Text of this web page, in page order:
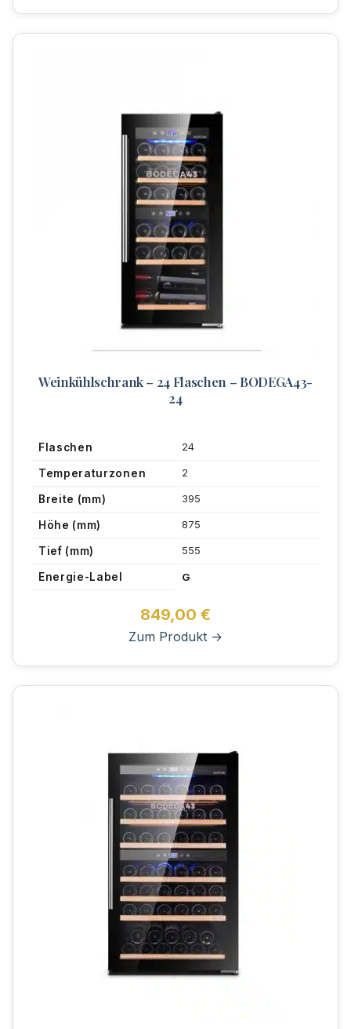
Weinkühlschrank – 24 Flaschen – BODEGA43-
24
Flaschen 24
Temperaturzonen 2
Breite (mm) 395
Höhe (mm) 875
Tief (mm) 555
Energie-Label G
849,00 €
Zum Produkt →